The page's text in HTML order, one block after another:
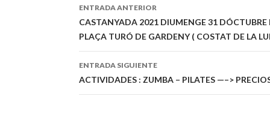
Navegación
de
entradas
ENTRADA ANTERIOR
CASTANYADA 2021 DIUMENGE 31
PLAÇA TURÓ DE GARDENY ( COSTAT DE LA
ENTRADA SIGUIENTE
ACTIVIDADES : ZUMBA – PILATES —–>